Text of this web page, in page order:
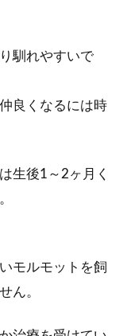
馴れやすいで
良くなるには時
生後1～2ヶ月く
モルモットを飼
ん。